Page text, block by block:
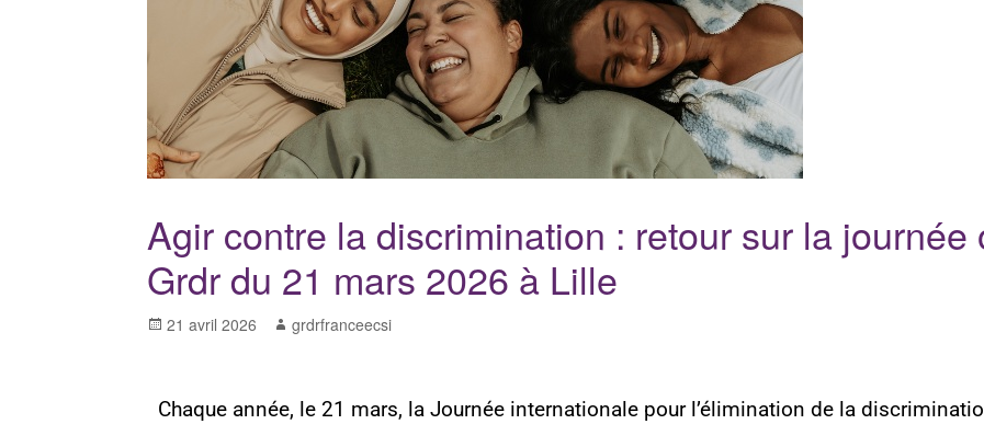
Agir contre la discrimination : retour sur la journée
Grdr du 21 mars 2026 à Lille
21 avril 2026 grdrfranceecsi
Chaque année, le 21 mars, la Journée internationale pour l’élimination de la